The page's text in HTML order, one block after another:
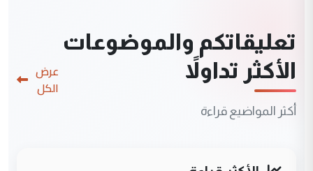
تعليقاتكم والموضوعات
الأكثر تداولاً
أكثر المواضيع قراءة
عرض
الكل